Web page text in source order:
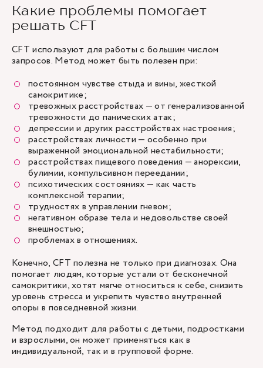
Какие проблемы помогает
решать CFT
CFT используют для работы с большим числом
запросов. Метод может быть полезен при:
постоянном чувстве стыда и вины, жесткой
самокритике;
тревожных расстройствах — от генерализованной
тревожности до панических атак;
депрессии и других расстройствах настроения;
расстройствах личности — особенно при
выраженной эмоциональной нестабильности;
расстройствах пищевого поведения — анорексии,
булимии, компульсивном переедании;
психотических состояниях — как часть
комплексной терапии;
трудностях в управлении гневом;
негативном образе тела и недовольстве своей
внешностью;
проблемах в отношениях.
Конечно, CFT полезна не только при диагнозах. Она
помогает людям, которые устали от бесконечной
самокритики, хотят мягче относиться к себе, снизить
уровень стресса и укрепить чувство внутренней
опоры в повседневной жизни.
Метод подходит для работы с детьми, подростками
и взрослыми, он может применяться как в
индивидуальной, так и в групповой форме.